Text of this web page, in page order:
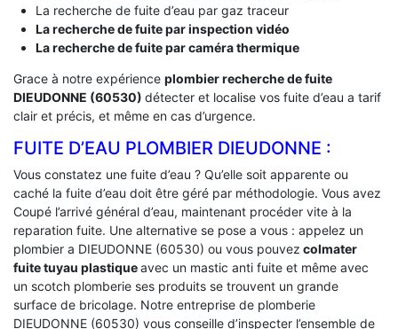
La recherche de fuite d’eau par gaz traceur
La recherche de fuite par inspection vidéo
La recherche de fuite par caméra thermique
Grace à notre expérience plombier recherche de fuite
DIEUDONNE (60530) détecter et localise vos fuite d’eau a tarif
clair et précis, et même en cas d’urgence.
FUITE D’EAU PLOMBIER DIEUDONNE :
Vous constatez une fuite d’eau ? Qu’elle soit apparente ou
caché la fuite d’eau doit être géré par méthodologie. Vous avez
Coupé l’arrivé général d’eau, maintenant procéder vite à la
reparation fuite. Une alternative se pose a vous : appelez un
plombier a DIEUDONNE (60530) ou vous pouvez colmater
fuite tuyau plastiqueavec un mastic anti fuite et même avec
un scotch plomberie ses produits se trouvent un grande
surface de bricolage. Notre entreprise de plomberie
DIEUDONNE (60530) vous conseille d’inspecter l’ensemble de